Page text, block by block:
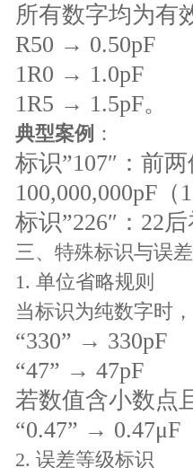
所有数字均为有
R50 → 0.50pF
1R0 → 1.0pF
1R5 → 1.5pF。
典型案例 ：
标识”107″：前
100,000,000pF（
标识”226″：22
三、特殊标识与误
1. 单位省略规则
当标识为纯数字时
“330” → 330pF
“47” → 47pF
若数值含小数点
“0.47” → 0.47μF
2. 误差等级标识